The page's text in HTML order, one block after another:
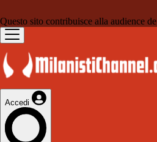
Questo sito contribuisce alla audience de
Accedi